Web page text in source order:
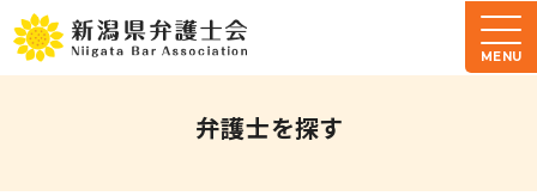
MENU
弁護士を探す